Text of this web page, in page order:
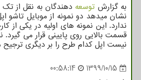
به گزارش توسعه دهندگان به نقل از تک
نشان میدهد دو نمونه از موبایل تاشو
ندارد. این نمونه های اولیه در یکی
قسمت بالایی روی پایینی قرار می
نیست اپل کدام طرح را بر دیگری
1399/10/15
00:58:14